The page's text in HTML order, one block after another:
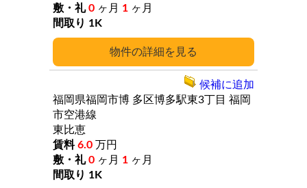
詳細
0 ヶ月 1 ヶ月
1K
福岡県福岡市博 多区博多駅東3丁目 福岡
市空港線
東比恵
6.0 万円
0 ヶ月 1 ヶ月
1K
候補に追加